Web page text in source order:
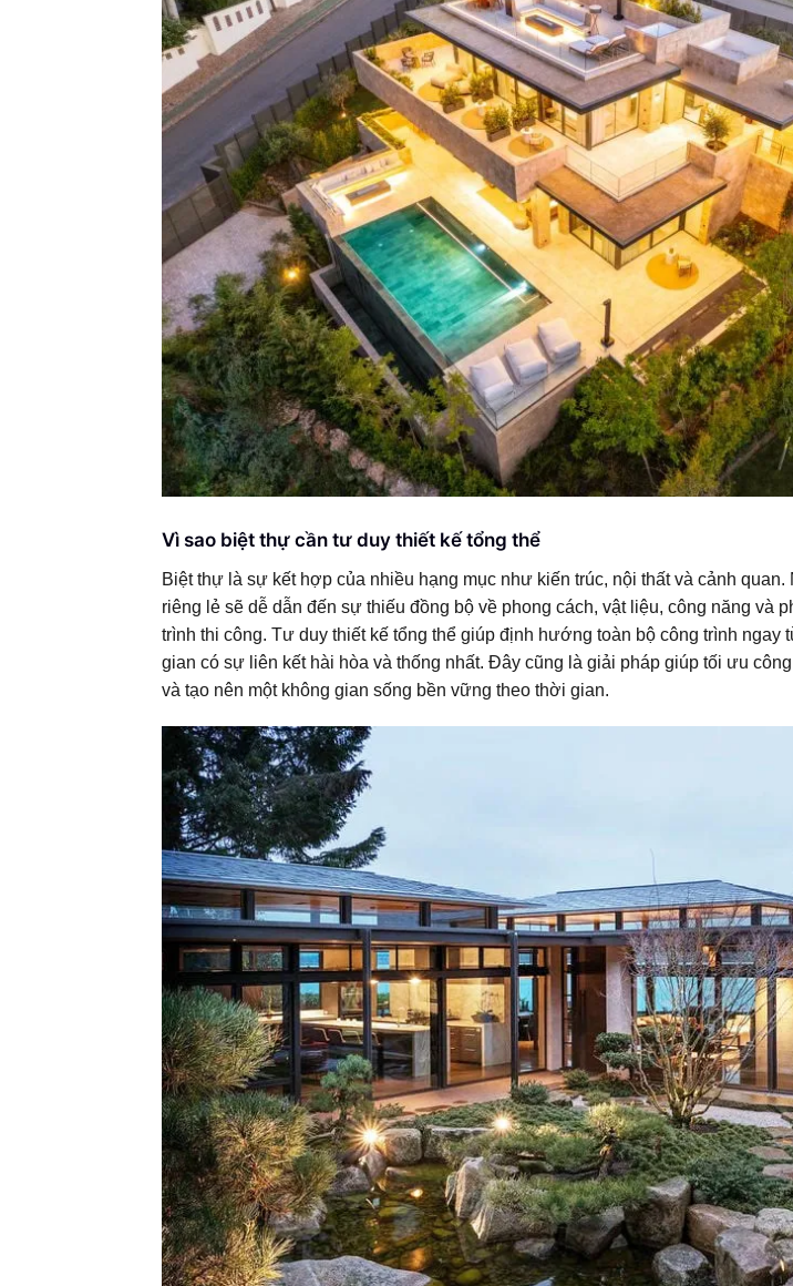
Vì sao biệt thự cần tư duy thiết kế tổng thể
Biệt thự là sự kết hợp của nhiều hạng mục như kiến trúc, nội thất và cảnh
riêng lẻ sẽ dễ dẫn đến sự thiếu đồng bộ về phong cách, vật liệu, công năng và
trình thi công. Tư duy thiết kế tổng thể giúp định hướng toàn bộ công trình ngay
gian có sự liên kết hài hòa và thống nhất. Đây cũng là giải pháp giúp tối ưu
và tạo nên một không gian sống bền vững theo thời gian.